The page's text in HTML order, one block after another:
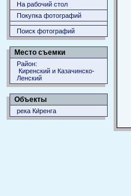
На рабочий стол
Покупка фотографий
Поиск фотографий
Место съемки
Район:
Киренский и Казачинско-
Ленский
Объекты
река Ки́ренга